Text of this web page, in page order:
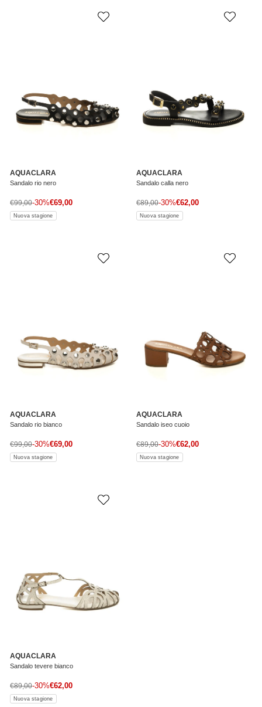
AQUACLARA
Sandalo rio nero
Prezzo di vendita
€69,00
Prezzo normale
€99,00-30%
Nuova stagione
AQUACLARA
Sandalo calla nero
Prezzo di vendita
€62,00
Prezzo normale
€89,00-30%
Nuova stagione
AQUACLARA
Sandalo rio bianco
Prezzo di vendita
€69,00
Prezzo normale
€99,00-30%
Nuova stagione
AQUACLARA
Sandalo iseo cuoio
Prezzo di vendita
€62,00
Prezzo normale
€89,00-30%
Nuova stagione
AQUACLARA
Sandalo tevere bianco
Prezzo di vendita
€62,00
Prezzo normale
€89,00-30%
Nuova stagione